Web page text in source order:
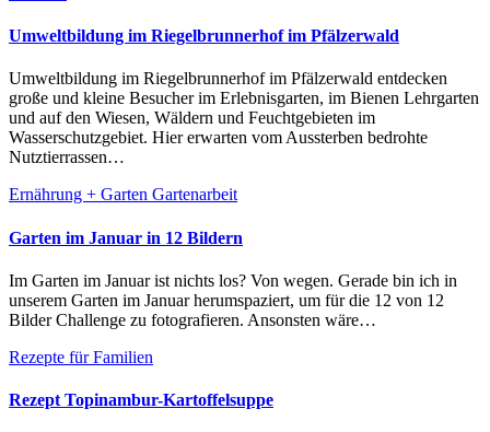
Umweltbildung im Riegelbrunnerhof im Pfälzerwald
Umweltbildung im Riegelbrunnerhof im Pfälzerwald entdecken
große und kleine Besucher im Erlebnisgarten, im Bienen Lehrgarten
und auf den Wiesen, Wäldern und Feuchtgebieten im
Wasserschutzgebiet. Hier erwarten vom Aussterben bedrohte
Nutztierrassen…
Ernährung + Garten Gartenarbeit
Garten im Januar in 12 Bildern
Im Garten im Januar ist nichts los? Von wegen. Gerade bin ich in
unserem Garten im Januar herumspaziert, um für die 12 von 12
Bilder Challenge zu fotografieren. Ansonsten wäre…
Rezepte für Familien
Rezept Topinambur-Kartoffelsuppe